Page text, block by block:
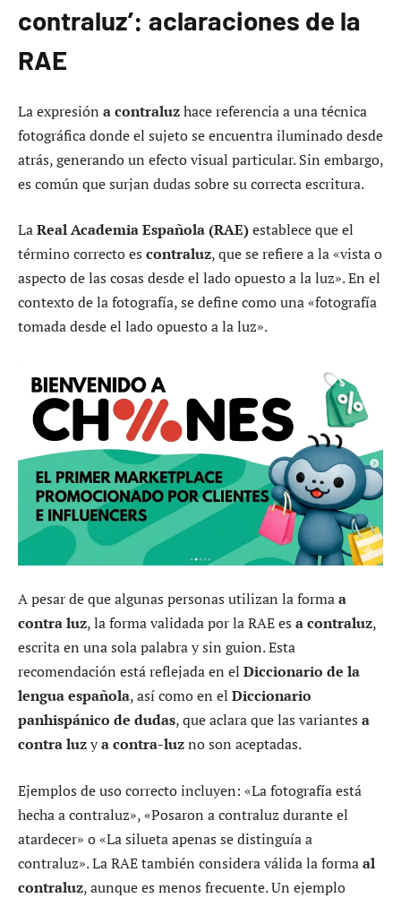
contraluz’: aclaraciones de la
RAE
La expresión a contraluzhace referencia a una técnica
fotográfica donde el sujeto se encuentra iluminado desde
atrás, generando un efecto visual particular. Sin embargo,
es común que surjan dudas sobre su correcta escritura.
LaReal Academia Española (RAE)establece que el
término correcto es contraluz, que se refiere a la «vista o
aspecto de las cosas desde el lado opuesto a la luz». En el
contexto de la fotografía, se define como una «fotografía
tomada desde el lado opuesto a la luz».
A pesar de que algunas personas utilizan la formaa
contra luz, la forma validada por la RAE es a contraluz,
escrita en una sola palabra y sin guion. Esta
recomendación está reflejada en el Diccionario de la
lengua española, así como en el Diccionario
panhispánico de dudas, que aclara que las variantes a
contra luzya contra-luzno son aceptadas.
Ejemplos de uso correcto incluyen: «La fotografía está
hecha a contraluz», «Posaron a contraluz durante el
atardecer» o «La silueta apenas se distinguía a
contraluz». La RAE también considera válida la formaal
contraluz, aunque es menos frecuente. Un ejemplo